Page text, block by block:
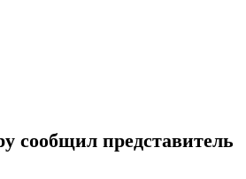
сообщил представитель